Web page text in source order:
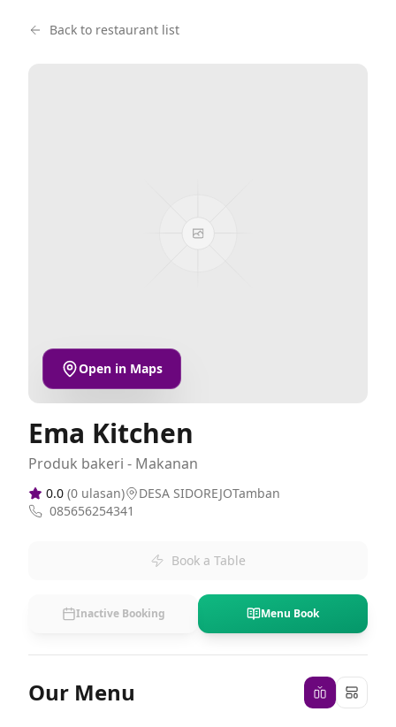
Back to restaurant list
Open in Maps
Ema Kitchen
Produk bakeri - Makanan
0.0 (0 ulasan)
DESA SIDOREJOTamban
085656254341
Book a Table
Inactive Booking Menu Book
Our Menu